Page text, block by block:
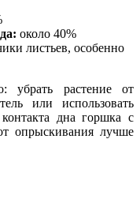
около 40%
листьев, особенно
убрать растение от
или использовать
дна горшка с
опрыскивания лучше